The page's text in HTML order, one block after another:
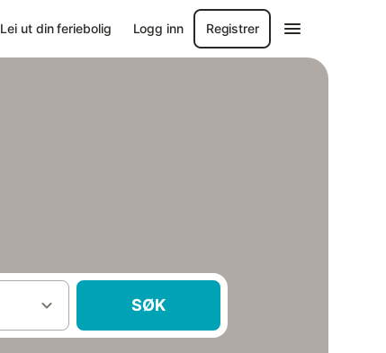
Lei ut din feriebolig Logg inn Registrer
SØK